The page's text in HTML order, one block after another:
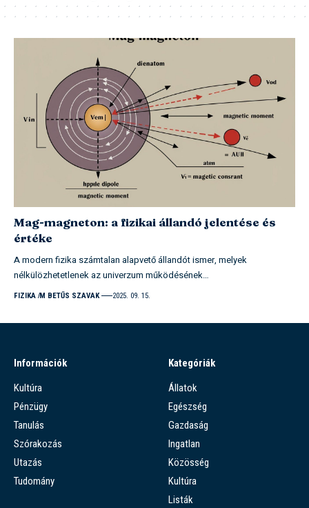
Mag-magneton: a fizikai állandó jelentése és
értéke
A modern fizika számtalan alapvető állandót ismer, melyek
nélkülözhetetlenek az univerzum működésének…
FIZIKA M BETŰS SZAVAK 2025. 09. 15.
Információk
Kultúra
Pénzügy
Tanulás
Szórakozás
Utazás
Tudomány
Kategóriák
Állatok
Egészség
Gazdaság
Ingatlan
Közösség
Kultúra
Listák